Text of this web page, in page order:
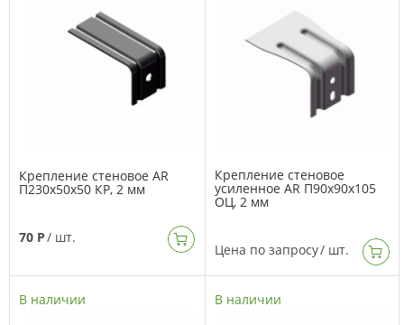
Крепление стеновое AR
П230х50х50 КР, 2 мм
70 Р/ шт.
Крепление стеновое
усиленное AR П90х90х105
ОЦ, 2 мм
Цена по запросу/ шт.
В наличии В наличии